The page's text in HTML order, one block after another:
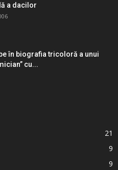
a dacilor
în biografia tricoloră a unui
cu...
21
9
9